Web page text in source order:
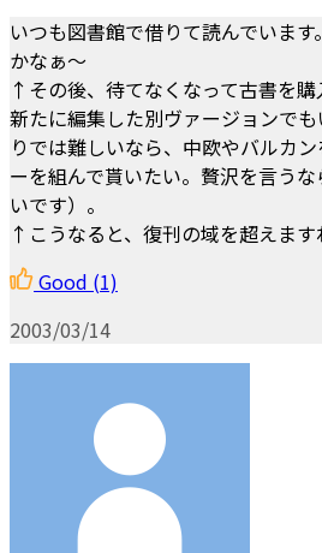
いつも図書館で借りて読んでいま
かなぁ～
↑その後、待てなくなって古書を購
新たに編集した別ヴァージョンで
りでは難しいなら、中欧やバルカ
ーを組んで貰いたい。贅沢を言う
いです）。
↑こうなると、復刊の域を超えます
Good (1)
2003/03/14